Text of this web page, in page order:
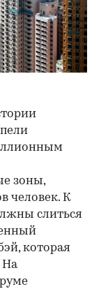
зоны,
человек. К
слиться
которая
На